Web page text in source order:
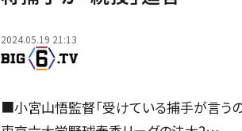
2024.05.19 21:13
■小宮山悟監督「受けている捕手が言う